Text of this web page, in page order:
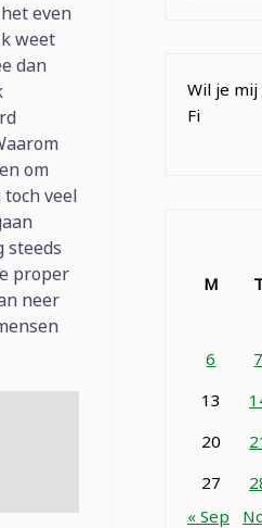
even
weet
dan
om
veel
steeds
proper
neer
Wil je mij
Fi
M
6
7
13
20
27
« Sep